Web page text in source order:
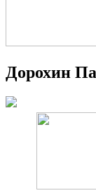
Дорохин